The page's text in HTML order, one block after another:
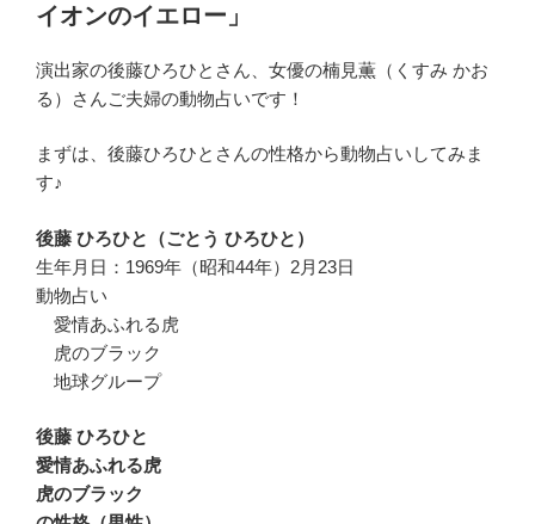
イオンのイエロー」
演出家の後藤ひろひとさん、女優の楠見薫（くすみ かお
る）さんご夫婦の動物占いです！
まずは、後藤ひろひとさんの性格から動物占いしてみま
す♪
後藤 ひろひと（ごとう ひろひと）
生年月日：1969年（昭和44年）2月23日
動物占い
愛情あふれる虎
虎のブラック
地球グループ
後藤 ひろひと
愛情あふれる虎
虎のブラック